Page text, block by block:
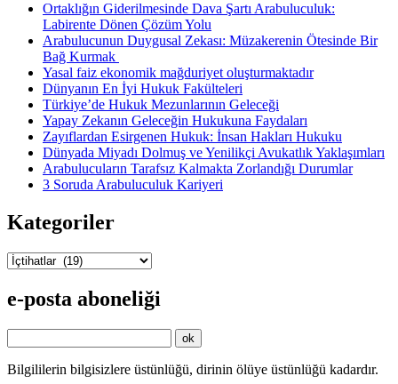
Ortaklığın Giderilmesinde Dava Şartı Arabuluculuk:
Labirente Dönen Çözüm Yolu
Arabulucunun Duygusal Zekası: Müzakerenin Ötesinde Bir
Bağ Kurmak
Yasal faiz ekonomik mağduriyet oluşturmaktadır
Dünyanın En İyi Hukuk Fakülteleri
Türkiye’de Hukuk Mezunlarının Geleceği
Yapay Zekanın Geleceğin Hukukuna Faydaları
Zayıflardan Esirgenen Hukuk: İnsan Hakları Hukuku
Dünyada Miyadı Dolmuş ve Yenilikçi Avukatlık Yaklaşımları
Arabulucuların Tarafsız Kalmakta Zorlandığı Durumlar
3 Soruda Arabuluculuk Kariyeri
Kategoriler
Kategoriler
e-posta aboneliği
Bilgililerin bilgisizlere üstünlüğü, dirinin ölüye üstünlüğü kadardır.